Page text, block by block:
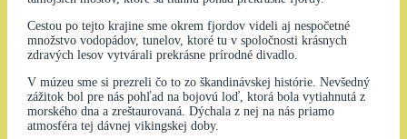
Cestou po tejto krajine sme okrem fjordov videli aj nespočetné
množstvo vodopádov, tunelov, ktoré tu v spoločnosti krásnych
zdravých lesov vytvárali prekrásne prírodné divadlo.
V múzeu sme si prezreli čo to zo škandinávskej histórie. Nevšedný
zážitok bol pre nás pohľad na bojovú loď, ktorá bola vytiahnutá z
morského dna a zreštaurovaná. Dýchala z nej na nás priamo
atmosféra tej dávnej vikingskej doby.